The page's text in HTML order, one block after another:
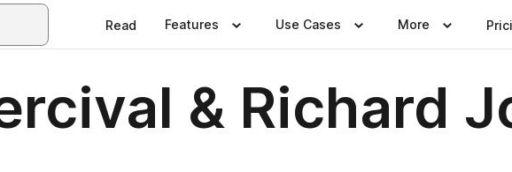
Read Features Use Cases More
& Richard